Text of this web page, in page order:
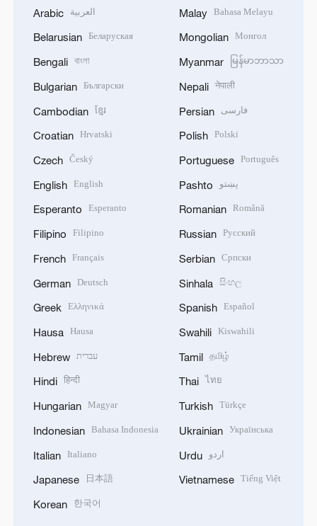
Arabic العربية
Belarusian Беларуская
Bengali বাংলা
Bulgarian Български
Cambodian ខ្មែរ
Croatian Hrvatski
Czech Český
English English
Esperanto Esperanto
Filipino Filipino
French Français
German Deutsch
Greek Ελληνικά
Hausa Hausa
Hebrew עברית
Hindi हिन्दी
Hungarian Magyar
Indonesian Bahasa Indonesia
Italian Italiano
Japanese 日本語
Korean 한국어
Malay Bahasa Melayu
Mongolian Монгол
Myanmar မြန်မာဘာသာ
Nepali नेपाली
Persian فارسی
Polish Polski
Portuguese Português
Pashto پښتو
Romanian Română
Russian Русский
Serbian Српски
Sinhala සිංහල
Spanish Español
Swahili Kiswahili
Tamil தமிழ்
Thai ไทย
Turkish Türkçe
Ukrainian Українська
Urdu اردو
Vietnamese Tiếng Việt